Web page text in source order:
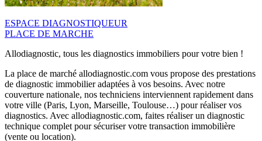
ESPACE DIAGNOSTIQUEUR
PLACE DE MARCHE
Allodiagnostic, tous les diagnostics immobiliers pour votre bien !
La place de marché allodiagnostic.com vous propose des prestations
de diagnostic immobilier adaptées à vos besoins. Avec notre
couverture nationale, nos techniciens interviennent rapidement dans
votre ville (Paris, Lyon, Marseille, Toulouse…) pour réaliser vos
diagnostics. Avec allodiagnostic.com, faites réaliser un diagnostic
technique complet pour sécuriser votre transaction immobilière
(vente ou location).